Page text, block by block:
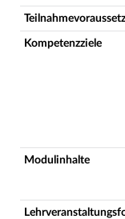
Kompetenzziele
Modulinhalte